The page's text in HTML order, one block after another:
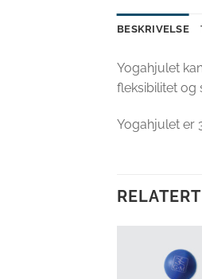
BESKRIVELSE
Yogahjulet
fleksibilitet og
Yogahjulet er